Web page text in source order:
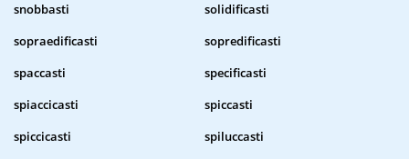
snobbasti
solidificasti
sopraedificasti
sopredificasti
spaccasti
specificasti
spiaccicasti
spiccasti
spiccicasti
spiluccasti